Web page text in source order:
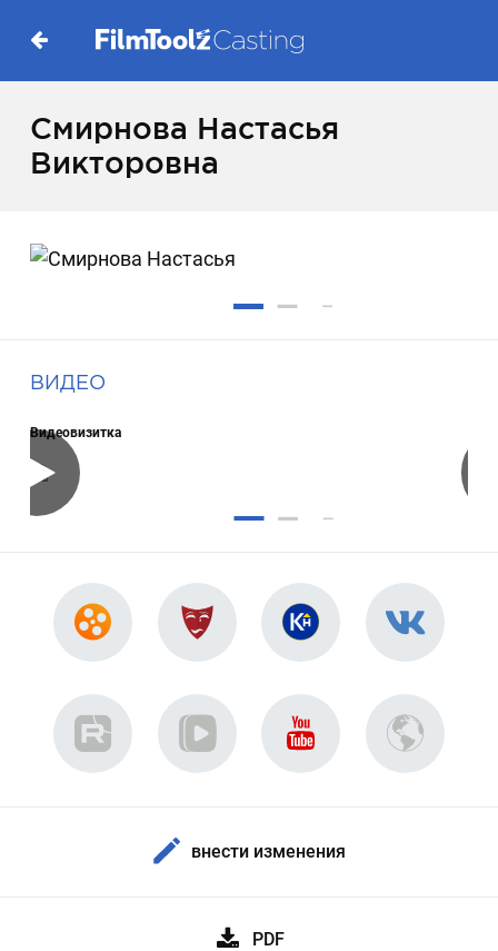
Смирнова Настасья
Викторовна
ВИДЕО
Видеовизитка
внести изменения
PDF